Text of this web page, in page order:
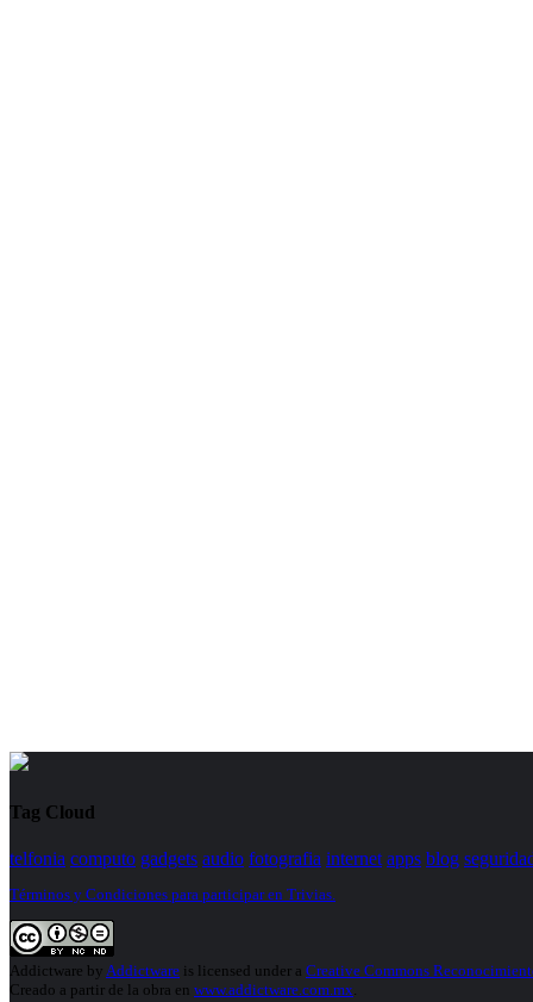
Tag Cloud
telfonia computo gadgets audio fotografia internet apps blog
Términos y Condiciones para participar en Trivias.
Addictware by Addictware is licensed under a Creative Commons
Creado a partir de la obra en www.addictware.com.mx